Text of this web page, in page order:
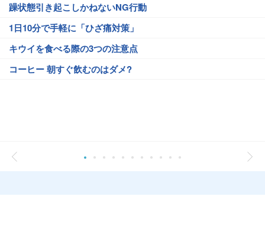
躁状態引き起こしかねないNG行動
1日10分で手軽に「ひざ痛対策」
キウイを食べる際の3つの注意点
コーヒー 朝すぐ飲むのはダメ?